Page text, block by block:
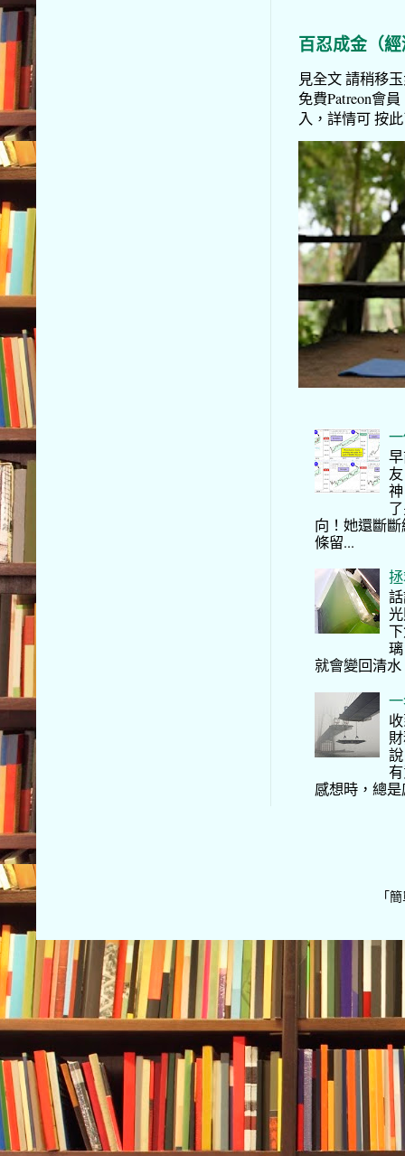
百忍成金（
見全文 請稍移
免費Patreon會
入，詳情可 按
向！她還斷
條留...
就會變回清
感想時，總
「